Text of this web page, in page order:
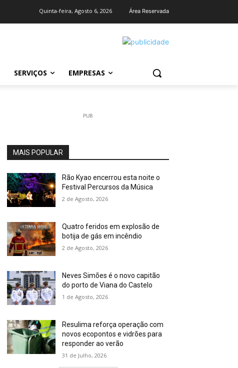
Quinta-feira, Agosto 6, 2026 Área Reservada
SERVIÇOS EMPRESAS
PUB
MAIS POPULAR
Rão Kyao encerrou esta noite o
Festival Percursos da Música
2 de Agosto, 2026
Quatro feridos em explosão de
botija de gás em incêndio
2 de Agosto, 2026
Neves Simões é o novo capitão
do porto de Viana do Castelo
1 de Agosto, 2026
Resulima reforça operação com
novos ecopontos e vidrões para
responder ao verão
31 de Julho, 2026